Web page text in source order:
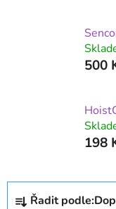
500
198
Ř
Řadit podle: